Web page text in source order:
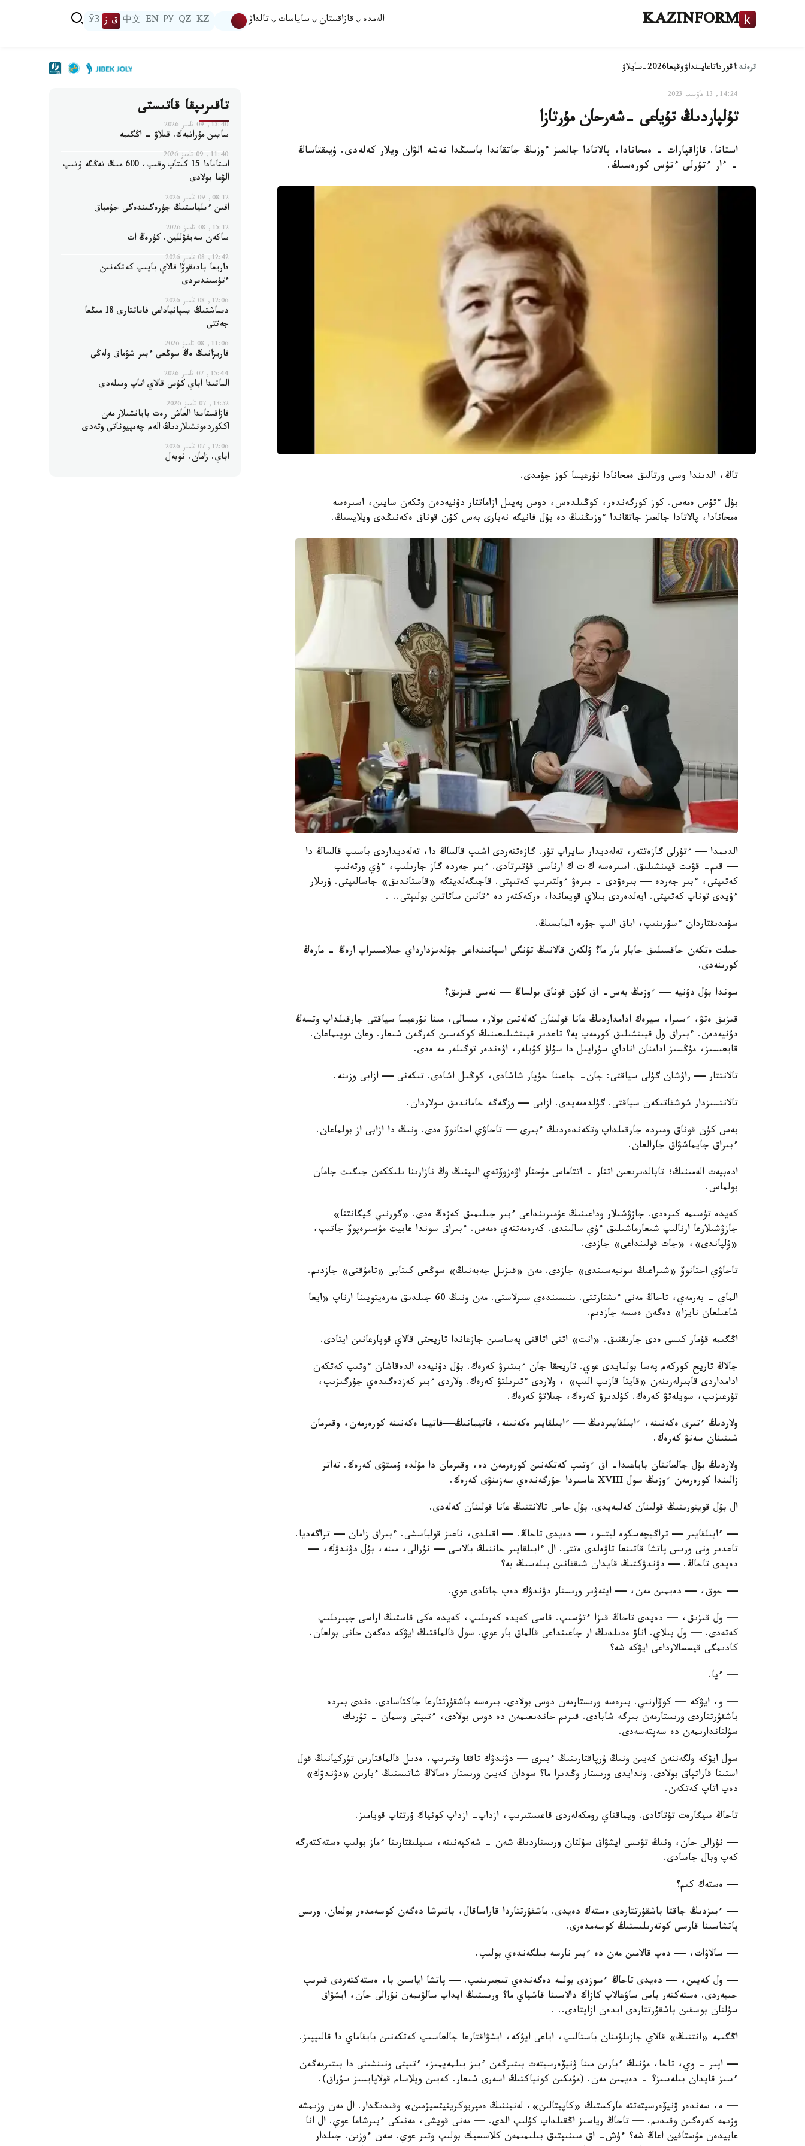
KAZINFORM الەمدە قازاقستان ساياسات تالداۋ KZ
QZ
РУ
EN
中文 ق ز ЎЗ
ترەند:اقورداتاعايىنداۋوقيعا2026-سايلاۋ
14:24, 13 ماۋسىم 2023
تۇلپاردىڭ تۇياعى -شەرحان مۇرتازا
استانا. قازاقپارات - ەمحانادا، پالاتادا جالعىز ءوزىڭ جاتقاندا باسىڭدا نەشە الۋان ويلار كەلەدى. ۇيىقتاساڭ
- ءار ءتۇرلى ءتۇس كورەسىڭ.
تاڭ، الدىندا وسى ورتالىق ەمحانادا نۇرعيسا كوز جۇمدى.
بۇل ءتۇس ەمەس. كوز كورگەندەر، كوڭىلدەس، دوس پەيىل ازاماتتار دۇنيەدەن وتكەن سايىن، اسىرەسە
ەمحانادا، پالاتادا جالعىز جاتقاندا ءوزىڭنىڭ دە بۇل فانيگە نەبارى بەس كۇن قوناق ەكەنىڭدى ويلايسىڭ.
الدىمدا — ءتۇرلى گازەتتەر، تەلەديدار سايراپ تۇر. گازەتتەردى اشىپ قالساڭ دا، تەلەديداردى باسىپ قالساڭ دا
— قىم- قۋىت قيىنشىلىق. اسىرەسە ك ت ك ارناسى قۇتىرتادى. ءبىر جەردە گاز جارىلىپ، ءۇي ورتەنىپ
كەتىپتى، ءبىر جەردە — بىرەۋدى - بىرەۋ ءولتىرىپ كەتىپتى. قاجىگەلدينگە «قاستاندىق» جاسالىپتى. ۇرىلار
ءۇيدى توناپ كەتىپتى. ايەلدەردى بىلاي قويعاندا، ەركەكتەر دە ءتانىن ساتاتىن بولىپتى.. .
سۇمدىقتاردان ءسۇرىنىپ، اياق الىپ جۇرە المايسىڭ.
جىلت ەتكەن جاقسىلىق حابار بار ما؟ ۇلكەن قالانىڭ تۇنگى اسپانىنداعى جۇلدىزدارداي جىلامسىراپ ارەڭ - مارەڭ
كورىنەدى.
سوندا بۇل دۇنيە — ءوزىڭ بەس- اق كۇن قوناق بولساڭ — نەسى قىزىق؟
قىزىق ەتۋ، ءسىرا، سيرەك ادامداردىڭ عانا قولىنان كەلەتىن بولار، مىسالى، مىنا نۇرعيسا سياقتى جارقىلداپ وتسەڭ
دۇنيەدەن. ءبىراق ول قيىنشىلىق كورمەپ پە؟ تاعدىر قيىنشىلىعىنىڭ كوكەسىن كەرگەن شىعار. وعان مويىماعان.
قايعىسىز، مۇڭسىز ادامنان اناداي سۇراپىل دا سۇلۋ كۇيلەر، اۋەندەر توگىلەر مە ەدى.
تالانتتار — راۋشان گۇلى سياقتى: جان- جاعىنا جۇپار شاشادى، كوڭىل اشادى. تىكەنى — ازابى وزىنە.
تالانتسىزدار شوشقاتىكەن سياقتى. گۇلدەمەيدى. ازابى — وزگەگە جاماندىق سولاردان.
بەس كۇن قوناق ومىردە جارقىلداپ وتكەندەردىڭ ءبىرى — تاحاۋي احتانوۆ ەدى. ونىڭ دا ازابى از بولماعان.
ءبىراق جايماشۋاق جارالعان.
ادەبيەت الەمىنىڭ؛ تابالدىرىعىن اتتار - اتتاماس مۇحتار اۋەزوۆتەي الىپتىڭ وڭ نازارىنا ىلىككەن جىگىت جامان
بولماس.
كەيدە تۇسىمە كىرەدى. جازۋشىلار وداعىنىڭ عۇمىرىنداعى ءبىر جىلىمىق كەزەڭ ەدى. «گورنىي گيگانتتا»
جازۋشىلارعا ارنالىپ شىعارماشىلىق ءۇي سالىندى. كەرەمەتتەي ەمەس. ءبىراق سوندا عابيت مۇسىرەپوۆ جاتىپ،
«ۇلپاندى»، «جات قولىنداعى» جازدى.
تاحاۋي احتانوۆ «شىراعىڭ سونبەسىندى» جازدى. مەن «قىزىل جەبەنىڭ» سوڭعى كىتابى «تامۇقتى» جازدىم.
الماي - بەرمەي، تاحاڭ مەنى ءىشتارتتى. ىنىسىندەي سىرلاستى. مەن ونىڭ 60 جىلدىق مەرەيتويىنا ارناپ «ايعا
شاعىلعان نايزا» دەگەن ەسسە جازدىم.
اڭگىمە قۇمار كىسى ەدى جارىقتىق. «انت» اتتى اتاقتى پەساسىن جازعاندا تاريحتى قالاي قوپارعانىن ايتادى.
جالاڭ تاريح كوركەم پەسا بولمايدى عوي. تاريحقا جان ءبىتىرۋ كەرەك. بۇل دۇنيەدە الدەقاشان ءوتىپ كەتكەن
ادامداردى قابىرلەرىنەن «قايتا قازىپ الىپ» ، ولاردى ءتىرىلتۋ كەرەك. ولاردى ءبىر كەزدەگىدەي جۇرگىزىپ،
تۇرعىزىپ، سويلەتۋ كەرەك. كۇلدىرۋ كەرەك، جىلاتۋ كەرەك.
ولاردىڭ ءتىرى ەكەنىنە، ءابىلقايىردىڭ — ءابىلقايىر ەكەنىنە، فاتيمانىڭ—فاتيما ەكەنىنە كورەرمەن، وقىرمان
شىنىنان سەنۋ كەرەك.
ولاردىڭ بۇل جالعاننان باياعىدا- اق ءوتىپ كەتكەنىن كورەرمەن دە، وقىرمان دا مۇلدە ۇمىتۋى كەرەك. تەاتر
زالىندا كورەرمەن ءوزىڭ سول XVIII عاسىردا جۇرگەندەي سەزىنۋى كەرەك.
ال بۇل قويتورىنىڭ قولىنان كەلمەيدى. بۇل حاس تالانتتىڭ عانا قولىنان كەلەدى.
— ءابىلقايىر — تراگيچەسكوە ليتسو، — دەيدى تاحاڭ. — اقىلدى، ناعىز قولباسشى. ءبىراق زامان — تراگەديا.
تاعدىر ونى ورىس پاتشا قاتىنعا تاۋەلدى ەتتى. ال ءابىلقايىر حاننىڭ بالاسى — نۇرالى، مىنە، بۇل دۋندۋك، —
دەيدى تاحاڭ. — دۋندۋكتىڭ قايدان شىققانىن بىلەسىڭ بە؟
— جوق، — دەيمىن مەن، — ايتەۋىر ورىستار دۋندۋك دەپ جاتادى عوي.
— ول قىزىق، — دەيدى تاحاڭ قىزا ءتۇسىپ. قاسى كەيدە كەرىلىپ، كەيدە ەكى قاستىڭ اراسى جيىرىلىپ
كەتەدى. — ول بىلاي. اناۋ ەدىلدىڭ ار جاعىنداعى قالماق بار عوي. سول قالماقتىڭ ايۋكە دەگەن حانى بولعان.
كادىمگى قيسسالارداعى ايۋكە شە؟
— ءيا.
— و، ايۋكە — كوۆارنىي. بىرەسە ورىستارمەن دوس بولادى. بىرەسە باشقۇرتتارعا جاكتاسادى. ەندى بىردە
باشقۇرتتاردى ورىستارمەن بىرگە شابادى. قىرىم حاندىعىمەن دە دوس بولادى، ءتىپتى وسمان - تۇرىك
سۇلتاندارىمەن دە سەپتەسەدى.
سول ايۋكە ولگەننەن كەيىن ونىڭ ۇرپاقتارىنىڭ ءبىرى — دۋندۋك تاققا وتىرىپ، ەدىل قالماقتارىن تۇركيانىڭ قول
استىنا قاراتپاق بولادى. وندايدى ورىستار وڭدىرا ما؟ سودان كەيىن ورىستار ەسالاڭ شاتىستىڭ ءبارىن «دۋندۋك»
دەپ اتاپ كەتكەن.
تاحاڭ سيگارەت تۇتاتادى. ويماقتاي رومكەلەردى قاعىستىرىپ، ازداپ- ازداپ كونياك ۇرتتاپ قويامىز.
— نۇرالى حان، ونىڭ تۋىسى ايشۋاق سۇلتان ورىستاردىڭ شەن - شەكپەنىنە، سىيلىقتارىنا ءماز بولىپ ەستەكتەرگە
كەپ وبال جاسادى.
— ەستەك كىم؟
— ءبىزدىڭ جاقتا باشقۇرتتاردى ەستەك دەيدى. باشقۇرتتاردا قاراساقال، باتىرشا دەگەن كوسەمدەر بولعان. ورىس
پاتشاسىنا قارسى كوتەرىلىستىڭ كوسەمدەرى.
— سالاۋات، — دەپ قالامىن مەن دە ءبىر نارسە بىلگەندەي بولىپ.
— ول كەيىن، — دەيدى تاحاڭ ءسوزدى بولمە دەگەندەي تىجىرىنىپ. — پاتشا اياسىن با، ەستەكتەردى قىرىپ
جىبەردى. ەستەكتەر باس ساۋعالاپ كازاك دالاسىنا قاشپاي ما؟ ورىستىڭ ايداپ سالۋىمەن نۇرالى حان، ايشۋاق
سۇلتان بوسقىن باشقۇرتتاردى ابدەن ازاپتادى.. .
اڭگىمە «انتتىڭ» قالاي جازىلۋىنان باستالىپ، اياعى ايۋكە، ايشۋاقتارعا جالعاسىپ كەتكەنىن بايقاماي دا قالىپپىز.
— اپىر - وي، تاحا، مۇنىڭ ءبارىن مىنا ۋنيۆەرسيتەت بىتىرگەن ءبىز بىلمەيمىز، ءتىپتى ونىنشىنى دا بىتىرمەگەن
ءسىز قايدان بىلەسىز؟ - دەيمىن مەن. (مۇمكىن كونياكتىڭ اسەرى شىعار. كەيىن ويلاسام قولاپايسىز سۇراق).
— ە، سەندەر ۋنيۆەرسيتەتتە ماركستىڭ «كاپيتالىن»، لەنيننىڭ ەمپريوكريتيتسيزمىن» وقىدىڭدار. ال مەن وزىمشە
وزىمە كەرەگىن وقىدىم. — تاحاڭ رياسىز اڭقىلداپ كۇلىپ الدى. — مەنى قويشى، مەنىكى ءبىرشاما عوي. ال انا
عابيدەن مۇستافين اعاڭ شە؟ ءۇش- اق سىنىپتىق بىلىمىمەن كلاسسيك بولىپ وتىر عوي. سەن ءوزىن. جىلدار
تاقىرىپقا قاتىستى
13:40, 09 تامىز 2026
سايىن مۇراتبەك. قىلاۋ - اڭگىمە
11:40, 09 تامىز 2026
استانادا 15 كىتاپ وقىپ، 600 مىڭ تەڭگە ۇتىپ
الۋعا بولادى
08:12, 09 تامىز 2026
اقىن ءىلياستىڭ جۇرەگىندەگى جۇمباق
15:12, 08 تامىز 2026
ساكەن سەيفۋللين. كۇرەڭ ات
12:42, 08 تامىز 2026
داريعا بادىقوۆا قالاي بايىپ كەتكەنىن
ءتۇسىندىردى
12:06, 08 تامىز 2026
ديماشتىڭ يسپانياداعى فاناتتارى 18 مىڭعا
جەتتى
11:06, 08 تامىز 2026
فاريزانىڭ ەڭ سوڭعى ءبىر شۋماق ولەڭى
15:44, 07 تامىز 2026
الماتىدا اباي كۇنى قالاي اتاپ وتىلەدى
13:52, 07 تامىز 2026
قازاقستاندا العاش رەت بايانشىلار مەن
اككوردەونشىلاردىڭ الەم چەمپيوناتى وتەدى
12:06, 07 تامىز 2026
اباي. زامان. نوبەل